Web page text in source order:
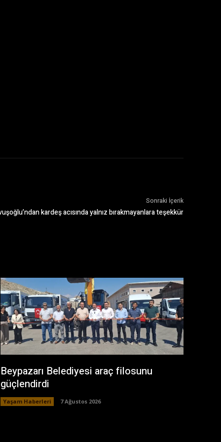
Sonraki İçerik
kardeş acısında yalnız bırakmayanlara teşekkür
Beypazarı Belediyesi araç filosunu
güçlendirdi
Yaşam Haberleri 7 Ağustos 2026